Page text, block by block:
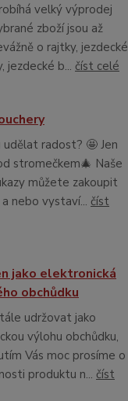
velký výprodej
zboží jsou až
o rajtky, jezdecké
b... číst celé
udělat radost? 🤩 Jen
stromečkem🎄 Naše
můžete zakoupit
nebo vystaví... číst
jako elektronická
obchůdku
udržovat jako
výlohu obchůdku,
Vás moc prosíme o
produktu n... číst